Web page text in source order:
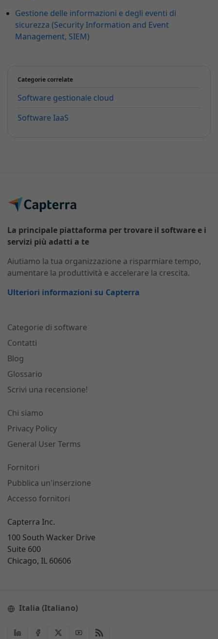
Gestione delle informazioni e degli eventi di
sicurezza (Security Information and Event
Management, SIEM)
Categorie correlate
Software gestionale cloud
Software IaaS
La principale piattaforma per trovare il software e i
servizi più adatti a te
Aiutiamo la tua organizzazione a risparmiare tempo,
aumentare la produttività e accelerare la crescita.
Ulteriori informazioni su Capterra
Categorie di software
Contatti
Blog
Glossario
Scrivi una recensione!
Chi siamo
Privacy Policy
General User Terms
Fornitori
Pubblica un'inserzione
Accesso fornitori
Capterra Inc.
100 South Wacker Drive
Suite 600
Chicago, IL 60606
Italia (Italiano)